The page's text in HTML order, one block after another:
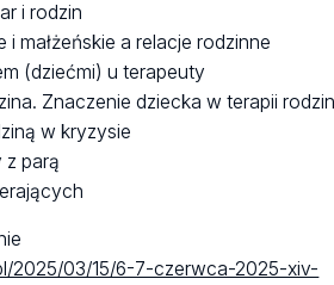
i rodzin
i małżeńskie a relacje rodzinne
(dziećmi) u terapeuty
Znaczenie dziecka w terapii
w kryzysie
z parą
2025/03/15/6-7-czerwca-2025-xiv-